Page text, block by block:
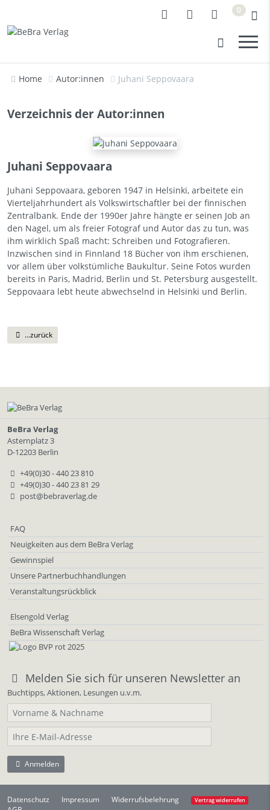
0
Home Autor:innen Juhani Seppovaara
Verzeichnis der Autor:innen
Juhani Seppovaara
Juhani Seppovaara, geboren 1947 in Helsinki, arbeitete ein
Vierteljahrhundert als Volkswirtschaftler bei der finnischen
Zentralbank. Ende der 1990er Jahre hängte er seinen Job an
den Nagel, um als freier Fotograf und Autor das zu tun, was
ihm wirklich Spaß macht: Schreiben und Fotografieren.
Inzwischen sind in Finnland 18 Bücher von ihm erschienen,
vor allem über volkstümliche Baukultur. Seine Fotos wurden
bereits in Paris, Madrid, Berlin und St. Petersburg ausgestellt.
Seppovaara lebt heute abwechselnd in Helsinki und Berlin.
...zurück
BeBra Verlag
Asternplatz 3
D-12203 Berlin
+49(0)30 - 440 23 810
+49(0)30 - 440 23 81 29
post@bebraverlag.de
FAQ
Neuigkeiten aus dem BeBra Verlag
Gewinnspiel
Unsere Partnerbuchhandlungen
Veranstaltungsrückblick
Elsengold Verlag
BeBra Wissenschaft Verlag
Melden Sie sich für unseren Newsletter an
Buchtipps, Aktionen, Lesungen u.v.m.
Anmelden
Datenschutz Impressum Widerrufsbelehrung Vertrag widerrufen